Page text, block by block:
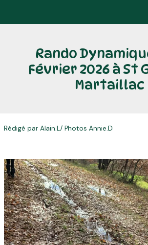
Rando
Février 2026 à St
Martaillac
Rédigé par Alain.L/ Photos Annie.D